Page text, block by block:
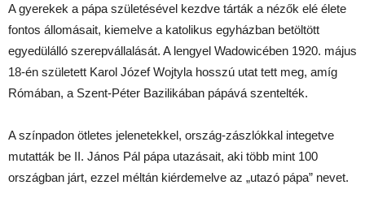
A gyerekek a pápa születésével kezdve tárták a nézők elé élete
fontos állomásait, kiemelve a katolikus egyházban betöltött
egyedülálló szerepvállalását. A lengyel Wadowicében 1920. május
18-én született Karol Józef Wojtyla hosszú utat tett meg, amíg
Rómában, a Szent-Péter Bazilikában pápává szentelték.
A színpadon ötletes jelenetekkel, ország-zászlókkal integetve
mutatták be II. János Pál pápa utazásait, aki több mint 100
országban járt, ezzel méltán kiérdemelve az „utazó pápa” nevet.